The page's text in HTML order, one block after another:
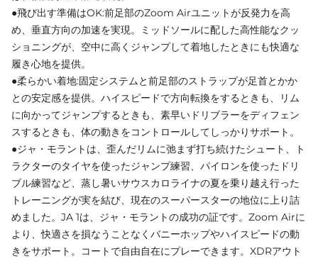
●飛び出す準備はOK:前足部のZoom Airユニットが反発力を高
め、垂直方向の加速を実現。ミッドソールに配した高性能なクッ
ショニングが、空中に高くジャンプして着地したときにも快適な
履き心地を提供。
●柔らかい着地:固定システムと前足部のストラップが足首とかか
との安定感を提供。ハイスピードで方向転換をするときも、リム
に向かってジャンプするときも、素早いドリブラーをディフェン
スするときも、体の動きをコントロールしてしっかりサポート。
●ジャ・モラントは、歪んだリムに弛まず打ち続けたシュート、ト
ラクターのタイヤを使ったジャンプ練習、パイロンを使ったドリ
ブル練習など、蒸し暑いサウスカロライナの夏を乗り越え行った
トレーニングが実を結び、現在のスーパースターの地位に上り詰
めました。JA 1は、ジャ・モラントの成功の証です。Zoom Airに
より、快適さを損なうことなくバニーホップやハイスピードの動
きをサポート。コートで自由自在にプレーできます。XDRアウト